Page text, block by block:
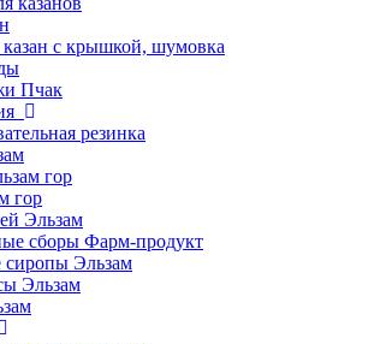
с крышкой, шумовка
Пчак
резинка
гор
гор
Эльзам
сборы Фарм-продукт
Эльзам
Эльзам